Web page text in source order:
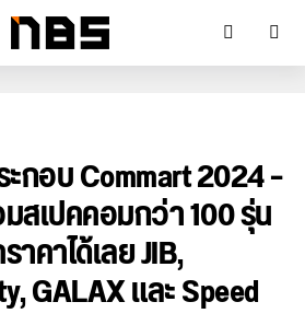
กอบ Commart 2024 –
สเปคคอมกว่า 100 รุ่น
าคาได้เลย JIB,
GALAX และ Speed